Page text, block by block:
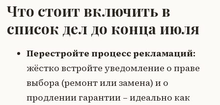
Что стоит включить в
список дел до конца июля
Перестройте процесс рекламаций:
жёстко встройте уведомление о праве
выбора (ремонт или замена) и о
продлении гарантии – идеально как